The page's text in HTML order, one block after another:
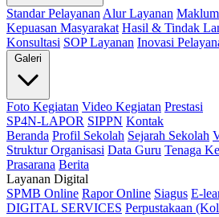
Standar Pelayanan Alur Layanan
Kepuasan Masyarakat Hasil & Tindak
Konsultasi SOP Layanan Inovasi
Galeri
Foto Kegiatan Video Kegiatan Prestasi
SP4N-LAPOR SIPPN Kontak
Beranda Profil Sekolah Sejarah Sekolah
Struktur Organisasi Data Guru Tenaga
Prasarana Berita
Layanan Digital
SPMB Online Rapor Online Siagus E-
DIGITAL SERVICES Perpustakaan